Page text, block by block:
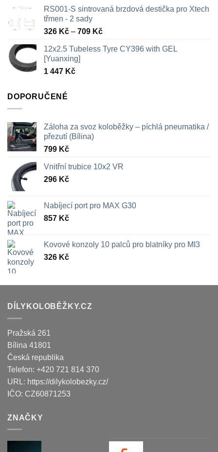
RS001-S sintrovaná brzdová destička pro Xtech
třmen - 2 sady
326 Kč – 709 KčRozpětí
326 Kč
12x2.5 Tubeless Tyre CY396 with GEL
[Yuanxing]
1 447 Kč
DOPORUČENÉ
Záloha za svoz koloběžky – píchlá pneumatika /
přezutí (Bílina)
799 Kč
Vnitřní trubice 10x2 VR
296 Kč
Nabíjecí port pro MAX G30
857 Kč
Kovové konzoly 10 palců pro blatníky pro MI3
326 Kč
DÍLYKOLOBĚŽKY.CZ
Pražská 261
Bílina 41801
Česká republika
Telefon: +420 721 814 370
URL: https://dilykolobezky.cz/
IČO: CZ60871253
ZNAČKY